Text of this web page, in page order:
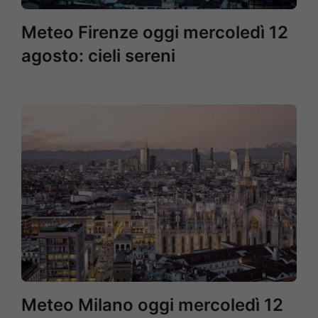
Meteo Firenze oggi mercoledì 12
agosto: cieli sereni
Meteo Milano oggi mercoledì 12